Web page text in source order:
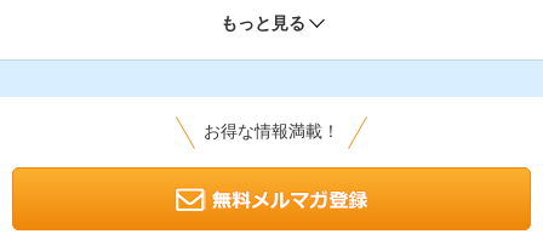
もっと見る
お得な情報満載！